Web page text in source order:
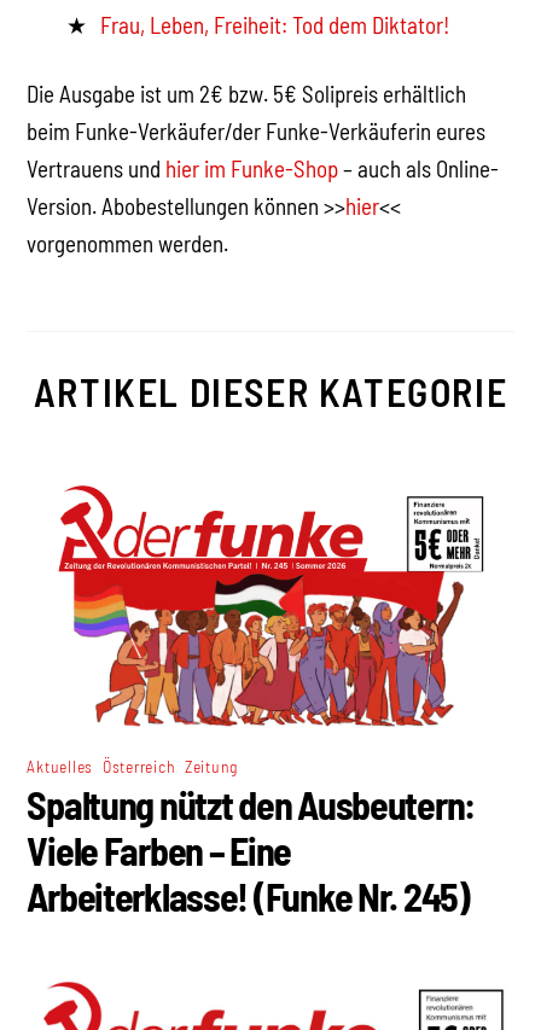
Frau, Leben, Freiheit: Tod dem Diktator!
Die Ausgabe ist um 2€ bzw. 5€ Solipreis erhältlich
beim Funke-Verkäufer/der Funke-Verkäuferin eures
Vertrauens und hier im Funke-Shop– auch als Online-
Version. Abobestellungen können >>hier<<
vorgenommen werden.
ARTIKEL DIESER KATEGORIE
Aktuelles Österreich Zeitung
Spaltung nützt den Ausbeutern:
Viele Farben – Eine
Arbeiterklasse! (Funke Nr. 245)